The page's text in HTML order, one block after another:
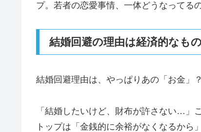
プ。若者の恋愛事情、一体どうなってる
結婚回避の理由は経済的なも
結婚回避理由は、やっぱりあの「お金」？
「結婚したいけど、財布が許さない…」
トップは「金銭的に余裕がなくなるか